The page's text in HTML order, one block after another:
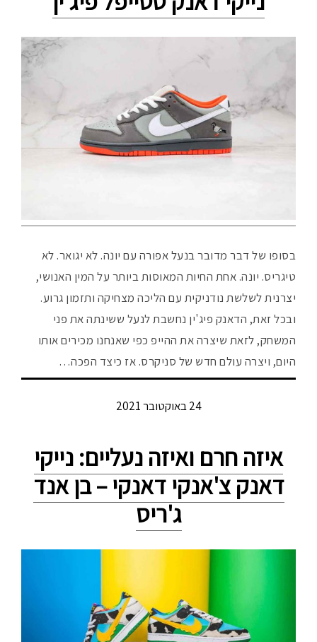
בסופו של דבר מדובר בנעל אפורה עם יונה. לא יגואר. לא
טיגריס. יונה. אחת החיות המאוסות ביותר על המין האנושי,
יצרנית לשלשת נודניקית עם הליכה מצחיקה ותזמון גרוע.
ובכל זאת, הדאנק פיג'ין נחשבת לנעל ששינתה את פני
המשחק, לזאת שיצרה את ההייפ כפי שאנחנו מכירים אותו
היום, ויצרה עולם חדש של סניקרס. אז כיצד הפכה…
24 באוקטובר 2021
איזה חרם ואיזה נעליים: נייקי
דאנק צ'אנקי דאנקי – בן אנד
ג'ריס